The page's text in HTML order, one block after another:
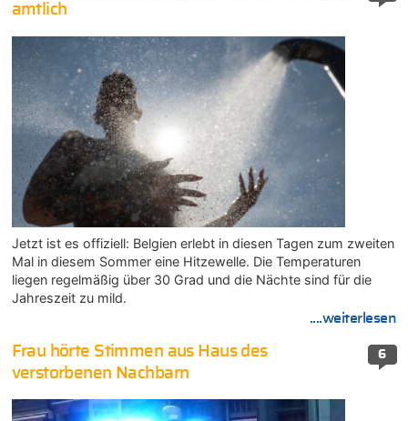
amtlich
Jetzt ist es offiziell: Belgien erlebt in diesen Tagen zum zweiten
Mal in diesem Sommer eine Hitzewelle. Die Temperaturen
liegen regelmäßig über 30 Grad und die Nächte sind für die
Jahreszeit zu mild.
....weiterlesen
6
Frau hörte Stimmen aus Haus des
verstorbenen Nachbarn